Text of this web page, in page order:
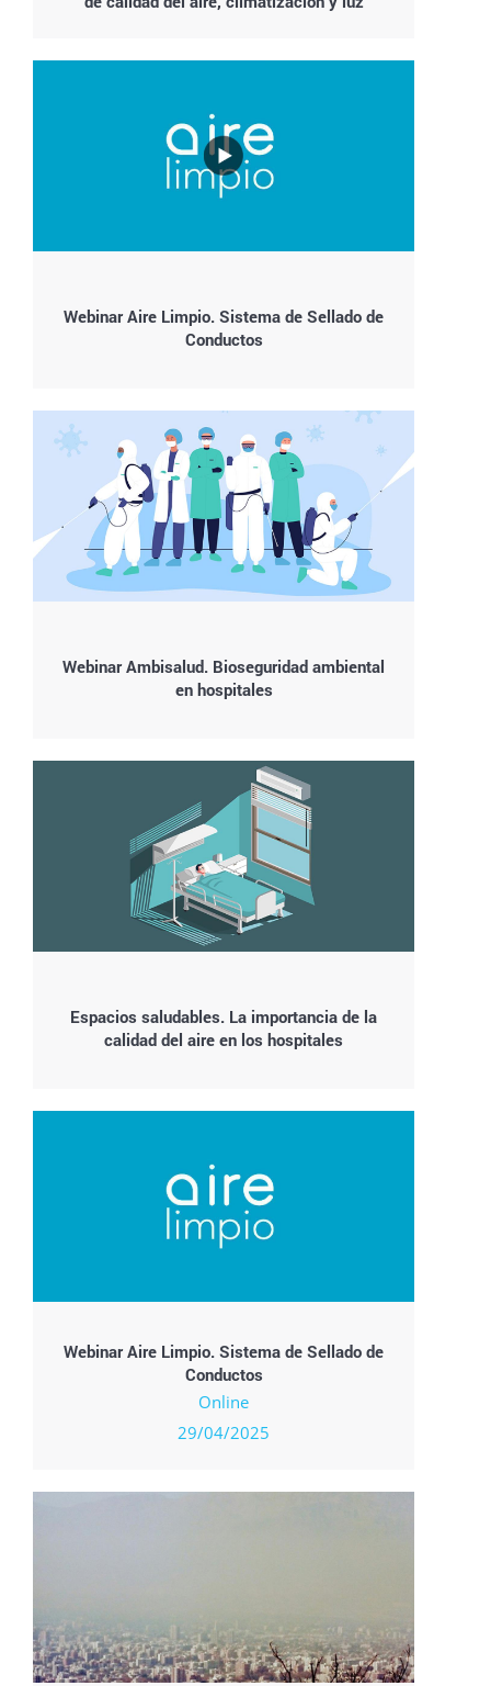
Webinar Aire Limpio. Sistema de Sellado de
Conductos
Webinar Ambisalud. Bioseguridad ambiental
en hospitales
Espacios saludables. La importancia de la
calidad del aire en los hospitales
Webinar Aire Limpio. Sistema de Sellado de
Conductos
Online
29/04/2025